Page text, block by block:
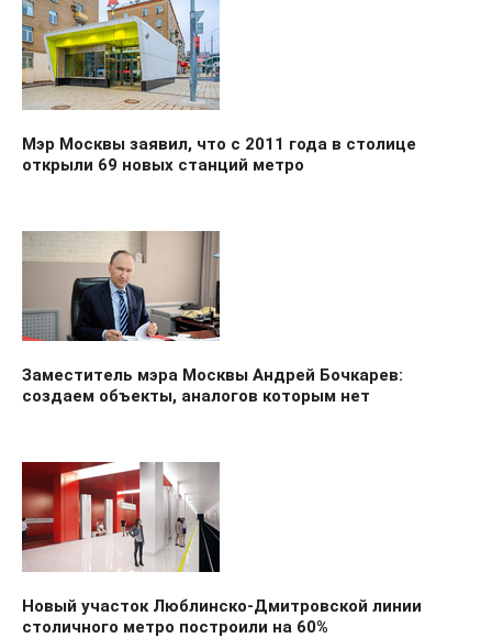
Мэр Москвы заявил, что с 2011 года в столице
открыли 69 новых станций метро
Заместитель мэра Москвы Андрей Бочкарев:
создаем объекты, аналогов которым нет
Новый участок Люблинско-Дмитровской линии
столичного метро построили на 60%